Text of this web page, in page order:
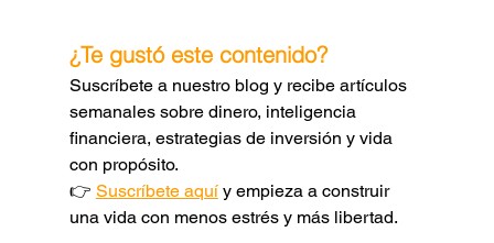
¿Te gustó este contenido?
Suscríbete a nuestro blog y recibe artículos
semanales sobre dinero, inteligencia
financiera, estrategias de inversión y vida
con propósito.
👉 Suscríbete aquí y empieza a construir
una vida con menos estrés y más libertad.